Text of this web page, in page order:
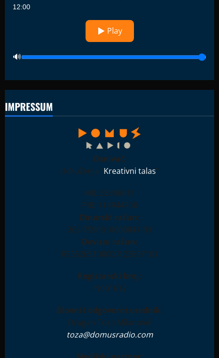
12:00
▶ Play
IMPRESSUM
Osnivač:
Udruženje "Kreativni talas"
MB: 28396511
PIB: 114944708
Dinarski račun:
265-7590310000841-93
Devizni račun:
RS35265100000123897181
Registarski broj:
IN001612
Glavni i odgovorni urednik:
Dragan Toza Milanović
toza@domusradio.com